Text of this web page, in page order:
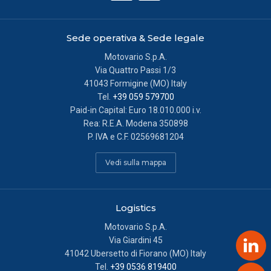
presente banner comporterà il permanere dei soli cookie
tecnici ed analytics anonimi, per i quali non occorre il tuo
momento, accedendo al link presente nel footer.
Sede operativa & Sede legale
Motovario S.p.A.
Via Quattro Passi 1/3
41043 Formigine (MO) Italy
Tel. +39 059 579700
Paid-in Capital: Euro 18.010.000 i.v.
Rea: R.E.A. Modena 350898
P. IVA e C.F. 02569681204
Vedi sulla mappa
Logistics
Motovario S.p.A.
Via Giardini 45
41042 Ubersetto di Fiorano (MO) Italy
Tel. +39 0536 819400